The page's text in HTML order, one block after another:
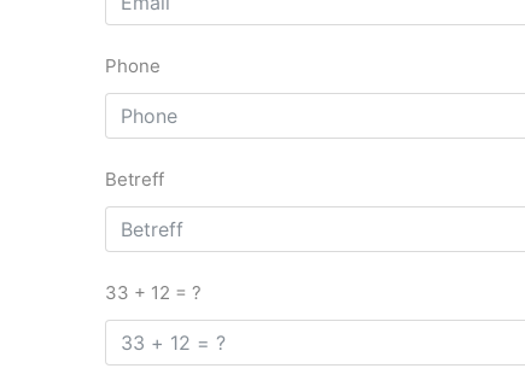
Phone
Betreff
33 + 12 = ?